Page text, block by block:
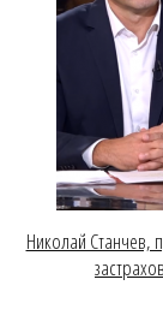
Николай Станчев,